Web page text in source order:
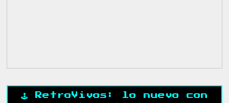
🕹️ RetroVivos: lo nuevo con